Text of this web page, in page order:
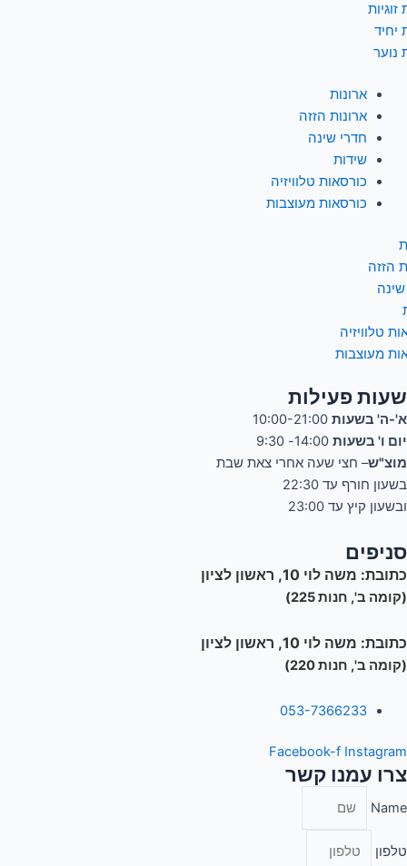
יחיד
נוער
ארונות
ארונות הזזה
חדרי שינה
שידות
כורסאות טלוויזיה
כורסאות מעוצבות
הזזה
טלוויזיה
מעוצבות
שעות פעילות
א'-ה' בשעות
יום ו' בשעות
מוצ"ש– חצי שעה אחרי צאת שבת
בשעון חורף עד 22:30
ובשעון קיץ עד 23:00
סניפים
כתובת: משה לוי 10, ראשון לציון
(קומה ב', חנות 225)
כתובת: משה לוי 10, ראשון לציון
(קומה ב', חנות 220)
053-7366233
Facebook-f Instagram
צרו עמנו קשר
Name
טלפון